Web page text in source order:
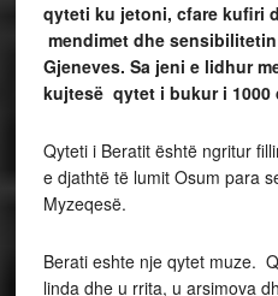
qyteti ku jetoni, cfare kufiri
mendimet dhe
Gjeneves. Sa jeni e lidhur
kujtesë qytet i bukur i 1000
Qyteti i Beratit është ngritur
e djathtë të lumit Osum para
Myzeqesë.
Berati eshte nje qytet muze.
linda dhe u rrita, u arsimova